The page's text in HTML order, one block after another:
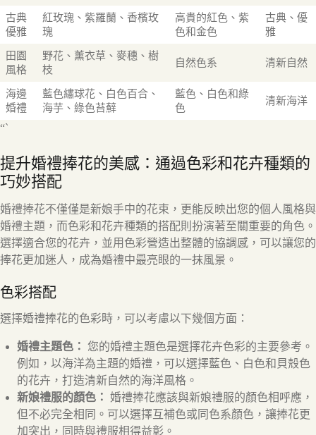
古典
優雅
紅玫瑰、紫羅蘭、香檳玫
瑰
高貴的紅色、紫
色和金色
古典、優
雅
田園
風格
野花、薰衣草、麥穗、樹
枝
自然色系 清新自然
海邊
婚禮
藍色繡球花、白色百合、
海芋、綠色苔蘚
藍色、白色和綠
色
清新海洋
“`
提升婚禮捧花的美感：通過色彩和花卉種類的
巧妙搭配
婚禮捧花不僅僅是新娘手中的花束，更能反映出您的個人風格與
婚禮主題，而色彩和花卉種類的搭配則扮演著至關重要的角色。
選擇適合您的花卉，並用色彩營造出整體的協調感，可以讓您的
捧花更加迷人，成為婚禮中最亮眼的一抹風景。
色彩搭配
選擇婚禮捧花的色彩時，可以考慮以下幾個方面：
婚禮主題色： 您的婚禮主題色是選擇花卉色彩的主要參考。
例如，以海洋為主題的婚禮，可以選擇藍色、白色和貝殼色
的花卉，打造清新自然的海洋風格。
新娘禮服的顏色： 婚禮捧花應該與新娘禮服的顏色相呼應，
但不必完全相同。可以選擇互補色或同色系顏色，讓捧花更
加突出，同時與禮服相得益彰。